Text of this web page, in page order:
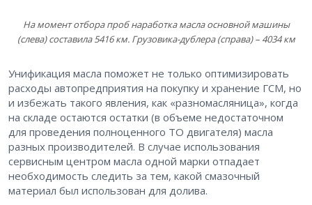
На момент отбора проб наработка масла основной машины
(слева) составила 5416 км. Грузовика-дублера (справа) – 4034 км
Унификация масла поможет не только оптимизировать
расходы автопредприятия на покупку и хранение ГСМ, но
и избежать такого явления, как «разномасляница», когда
на складе остаются остатки (в объеме недостаточном
для проведения полноценного ТО двигателя) масла
разных производителей. В случае использования
сервисным центром масла одной марки отпадает
необходимость следить за тем, какой смазочный
материал был использован для долива.